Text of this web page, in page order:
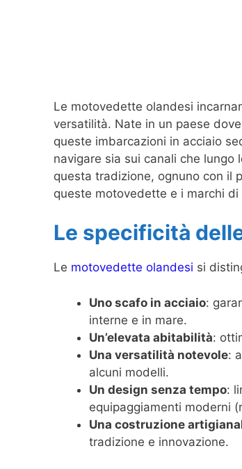
Le motovedette olandesi
versatilità. Nate in un paese
queste imbarcazioni in acciaio
navigare sia sui canali che
questa tradizione, ognuno con il
queste motovedette e i marchi di
Le specificità
Le motovedette olandesi si
Uno scafo in acciaio:
interne e in mare.
Un’elevata abitabilità:
Una versatilità notevole:
alcuni modelli.
Un design senza tempo:
equipaggiamenti moderni
Una costruzione
tradizione e innovazione.